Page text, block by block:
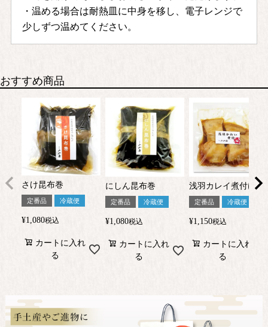
・温める場合は耐熱皿に中身を移し、電子レンジで
少しずつ温めてください。
おすすめ商品
さけ昆布巻
定番品 冷蔵便
¥1,080税込
カートに入れ
る
にしん昆布巻
定番品 冷蔵便
¥1,080税込
カートに入れ
る
浅羽カレイ煮付け
定番品 冷蔵便
¥1,150税込
カートに入れ
る